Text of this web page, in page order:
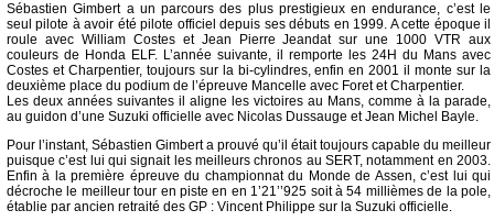
Sébastien Gimbert a un parcours des plus prestigieux en endurance, c’est le
seul pilote à avoir été pilote officiel depuis ses débuts en 1999. A cette époque il
roule avec William Costes et Jean Pierre Jeandat sur une 1000 VTR aux
couleurs de Honda ELF. L’année suivante, il remporte les 24H du Mans avec
Costes et Charpentier, toujours sur la bi-cylindres, enfin en 2001 il monte sur la
deuxième place du podium de l’épreuve Mancelle avec Foret et Charpentier.
Les deux années suivantes il aligne les victoires au Mans, comme à la parade,
au guidon d’une Suzuki officielle avec Nicolas Dussauge et Jean Michel Bayle.
Pour l’instant, Sébastien Gimbert a prouvé qu’il était toujours capable du meilleur
puisque c’est lui qui signait les meilleurs chronos au SERT, notamment en 2003.
Enfin à la première épreuve du championnat du Monde de Assen, c’est lui qui
décroche le meilleur tour en piste en en 1’21’’925 soit à 54 millièmes de la pole,
établie par ancien retraité des GP : Vincent Philippe sur la Suzuki officielle.